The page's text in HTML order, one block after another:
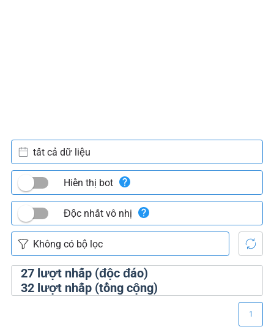
27lượt nhấp (độc đáo)
32lượt nhấp (tổng cộng)
tất cả dữ liệu
Hiển thị bot
Độc nhất vô nhị
1